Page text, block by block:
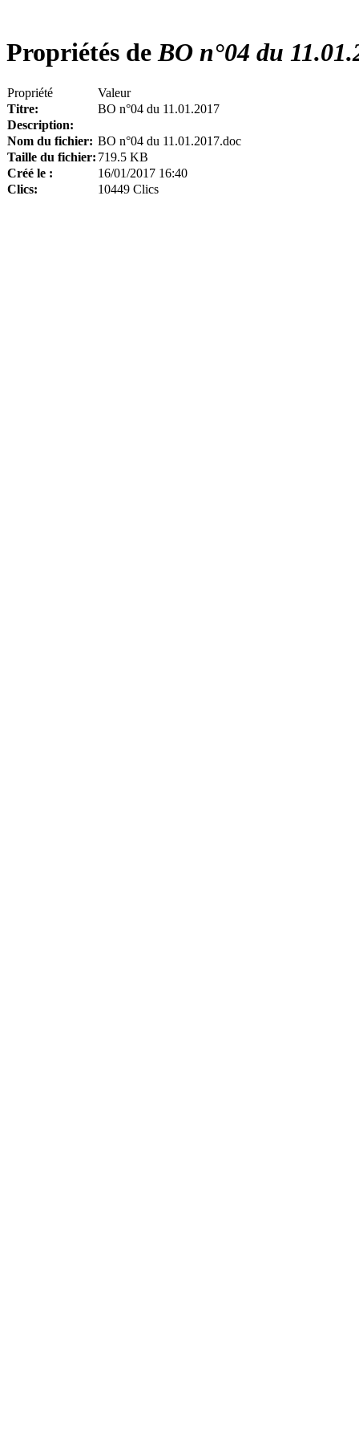
Propriétés deBO n°04 du
Propriété
Valeur
Titre:
BO n°04 du 11.01.2017
Description:
Nom du fichier: BO n°04 du 11.01.2017.doc
Taille du fichier: 719.5 KB
Créé le :
16/01/2017 16:40
Clics:
10449 Clics